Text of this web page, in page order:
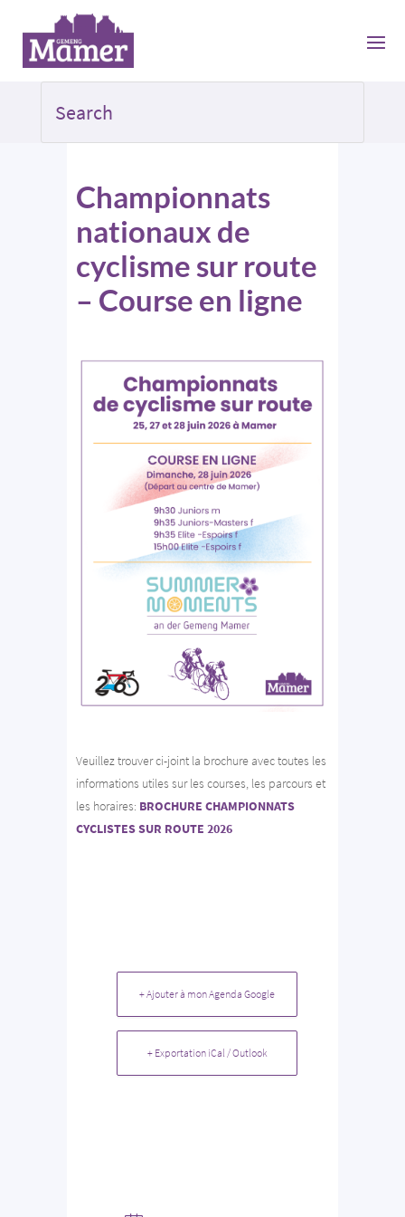
Championnats
nationaux de
cyclisme sur route
– Course en ligne
Veuillez trouver ci-joint la brochure avec toutes les
informations utiles sur les courses, les parcours et
les horaires: BROCHURE CHAMPIONNATS
CYCLISTES SUR ROUTE 2026
+ Ajouter à mon Agenda Google
+ Exportation iCal / Outlook